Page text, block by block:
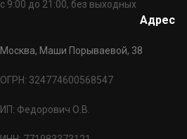
с 9:00 до 21:00, без выходных
Адрес
Москва, Маши Порываевой, 38
ОГРН: 324774600568547
ИП: Федорович О.В.